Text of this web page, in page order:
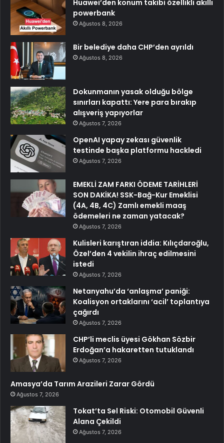
Huawei’den konum takibi özellikli akıllı
powerbank
Ağustos 8, 2026
Bir belediye daha CHP’den ayrıldı
Ağustos 8, 2026
Dokunmanın yasak olduğu bölge
sınırları kapattı: Yere para bırakıp
alışveriş yapıyorlar
Ağustos 7, 2026
OpenAI yapay zekası güvenlik
testinde başka platformu hackledi
Ağustos 7, 2026
EMEKLİ ZAM FARKI ÖDEME TARİHLERİ
SON DAKİKA! SSK-Bağ-Kur Emeklisi
(4A, 4B, 4C) Zamlı emekli maaş
ödemeleri ne zaman yatacak?
Ağustos 7, 2026
Kulisleri karıştıran iddia: Kılıçdaroğlu,
Özel’den 4 vekilin ihraç edilmesini
istedi
Ağustos 7, 2026
Netanyahu’da ‘anlaşma’ paniği:
Koalisyon ortaklarını ‘acil’ toplantıya
çağırdı
Ağustos 7, 2026
CHP’li meclis üyesi Gökhan Sözbir
Erdoğan’a hakaretten tutuklandı
Ağustos 7, 2026
Amasya’da Tarım Arazileri Zarar Gördü
Ağustos 7, 2026
Tokat’ta Sel Riski: Otomobil Güvenli
Alana Çekildi
Ağustos 7, 2026